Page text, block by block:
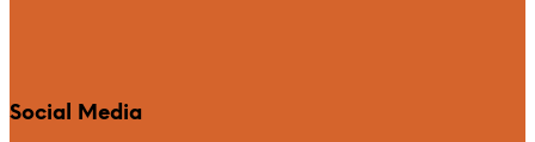
Social Media